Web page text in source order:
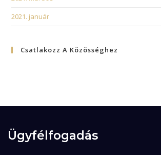
2021. január
Csatlakozz A Közösséghez
Ügyfélfogadás